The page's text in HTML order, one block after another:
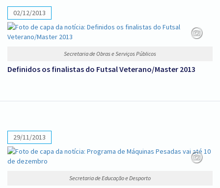
02/12/2013
Secretaria de Obras e Serviços Públicos
Definidos os finalistas do Futsal Veterano/Master 2013
29/11/2013
Secretaria de Educação e Desporto